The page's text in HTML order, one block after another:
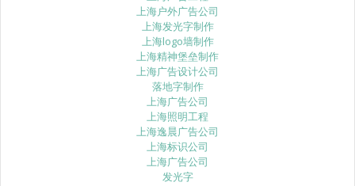
上海户外广告公司
上海发光字制作
上海logo墙制作
上海精神堡垒制作
上海广告设计公司
落地字制作
上海广告公司
上海照明工程
上海逸晨广告公司
上海标识公司
上海广告公司
发光字